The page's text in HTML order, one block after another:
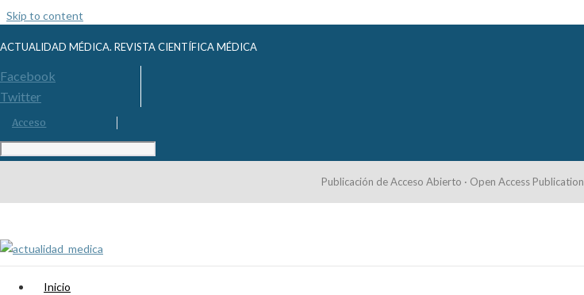
Skip to content
ACTUALIDAD MÉDICA. REVISTA CIENTÍFICA MÉDICA
Facebook
Twitter
Acceso
Publicación de Acceso Abierto · Open Access Publication
Inicio